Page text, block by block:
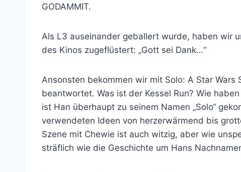
GODAMMIT.
Als L3 auseinander geballert wurde, haben wir
des Kinos zugeflüstert: „Gott sei Dank…“
Ansonsten bekommen wir mit Solo: A Star
beantwortet. Was ist der Kessel Run? Wie
ist Han überhaupt zu seinem Namen „Solo“
verwendeten Ideen von herzerwärmend bis
Szene mit Chewie ist auch witzig, aber wie
sträflich wie die Geschichte um Hans